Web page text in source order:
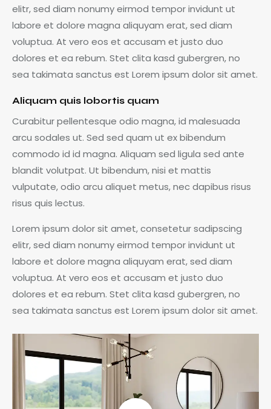
elitr, sed diam nonumy eirmod tempor invidunt ut
labore et dolore magna aliquyam erat, sed diam
voluptua. At vero eos et accusam et justo duo
dolores et ea rebum. Stet clita kasd gubergren, no
sea takimata sanctus est Lorem ipsum dolor sit amet.
Aliquam quis lobortis quam
Curabitur pellentesque odio magna, id malesuada
arcu sodales ut. Sed sed quam ut ex bibendum
commodo id id magna. Aliquam sed ligula sed ante
blandit volutpat. Ut bibendum, nisi et mattis
vulputate, odio arcu aliquet metus, nec dapibus risus
risus quis lectus.
Lorem ipsum dolor sit amet, consetetur sadipscing
elitr, sed diam nonumy eirmod tempor invidunt ut
labore et dolore magna aliquyam erat, sed diam
voluptua. At vero eos et accusam et justo duo
dolores et ea rebum. Stet clita kasd gubergren, no
sea takimata sanctus est Lorem ipsum dolor sit amet.